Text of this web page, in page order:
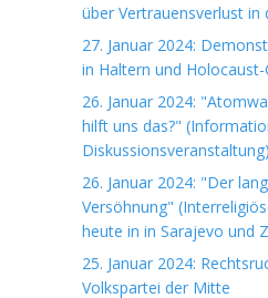
über Vertrauensverlust in
27. Januar 2024:
in Haltern und Holocaust-
26. Januar 2024:
hilft uns das?"
Diskussionsveranstaltung)
26. Januar 2024: "Der
Versöhnung"
heute in in Sarajevo und
25. Januar 2024:
Volkspartei der Mitte